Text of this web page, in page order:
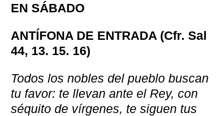
EN SÁBADO
ANTÍFONA DE ENTRADA (Cfr. Sal
44, 13. 15. 16)
Todos los nobles del pueblo buscan
tu favor: te llevan ante el Rey, con
séquito de vírgenes, te siguen tus